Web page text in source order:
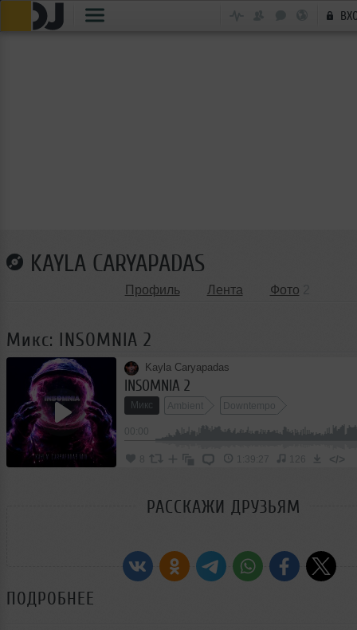
KAYLA CARYAPADAS
Профиль Лента Фото
Микс: INSOMNIA 2
Kayla Caryapadas
INSOMNIA 2
Микс Ambient Downtempo
1:39:27 126 </>
РАССКАЖИ ДРУЗЬЯМ
ПОДРОБНЕЕ